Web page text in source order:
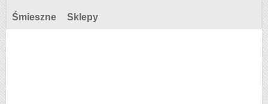
Śmieszne Sklepy